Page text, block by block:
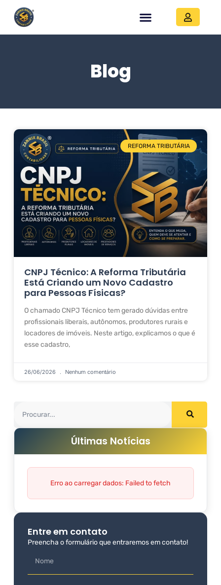
Blog
REFORMA TRIBUTÁRIA
CNPJ Técnico: A Reforma Tributária
Está Criando um Novo Cadastro
para Pessoas Físicas?
O chamado CNPJ Técnico tem gerado dúvidas entre
profissionais liberais, autônomos, produtores rurais e
locadores de imóveis. Neste artigo, explicamos o que é
esse cadastro,
26/06/2026 Nenhum comentário
Últimas Notícias
Erro ao carregar dados: Failed to fetch
Entre em contato
Preencha o formulário que entraremos em contato!